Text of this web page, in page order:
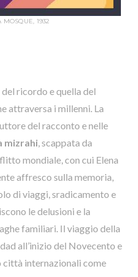
1932
ricordo e quella del
attraversa i millenni. La
del racconto e nelle
mizrahi , scappata da
mondiale, con cui Elena
affresco sulla memoria,
di viaggi, sradicamento e
le delusioni e la
familiari. Il viaggio della
all’inizio del Novecento e
internazionali come